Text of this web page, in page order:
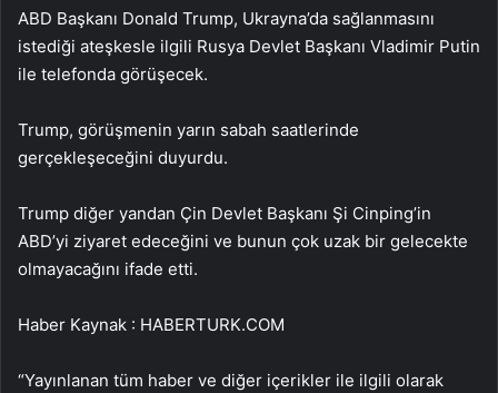
ABD Başkanı Donald Trump, Ukrayna’da sağlanmasını
istediği ateşkesle ilgili Rusya Devlet Başkanı Vladimir Putin
ile telefonda görüşecek.
Trump, görüşmenin yarın sabah saatlerinde
gerçekleşeceğini duyurdu.
Trump diğer yandan Çin Devlet Başkanı Şi Cinping’in
ABD’yi ziyaret edeceğini ve bunun çok uzak bir gelecekte
olmayacağını ifade etti.
Haber Kaynak : HABERTURK.COM
“Yayınlanan tüm haber ve diğer içerikler ile ilgili olarak